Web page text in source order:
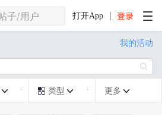
打开App
我的活动

  类型  更多 